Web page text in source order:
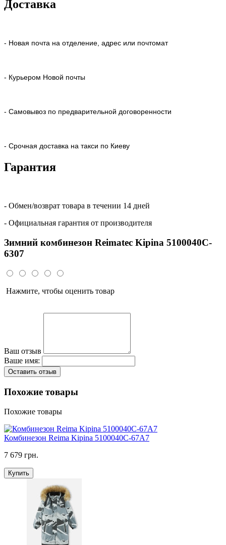
Доставка
- Новая почта на отделение, адрес или почтомат
- Курьером Новой почты
- Самовывоз по предварительной договоренности
- Срочная доставка на такси по Киеву
Гарантия
- Обмен/возврат товара в течении 14 дней
- Официальная гарантия от производителя
Зимний комбинезон Reimatec Kipina 5100040C-
6307
Нажмите, чтобы оценить товар
Ваш отзыв
Ваше имя:
Оставить отзыв
Похожие товары
Похожие товары
Комбинезон Reima Kipina 5100040C-67A7
7 679 грн.
Купить